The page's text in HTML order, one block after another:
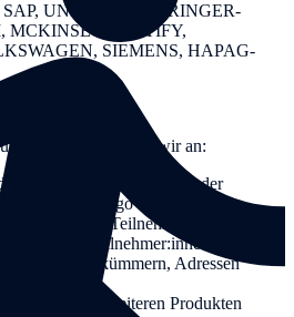
SAP, UNIPER, BOEHRINGER-
SPOTIFY,
SIEMENS, HAPAG-
bieten wir an:
Sets, z.B. durch Sticker oder
Firmenlogo
an die Teilnehmenden
für Ihre Teilnehmer:innen möglich
nicht darum kümmern, Adressen
Pakete mit weiteren Produkten